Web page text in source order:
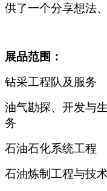
供了一个分享想法
展品范围：
钻采工程队及服务
油气勘探、开发与
务
石油石化系统工程
石油炼制工程与技